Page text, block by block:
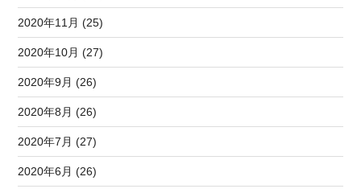
2020年11月 (25)
2020年10月 (27)
2020年9月 (26)
2020年8月 (26)
2020年7月 (27)
2020年6月 (26)